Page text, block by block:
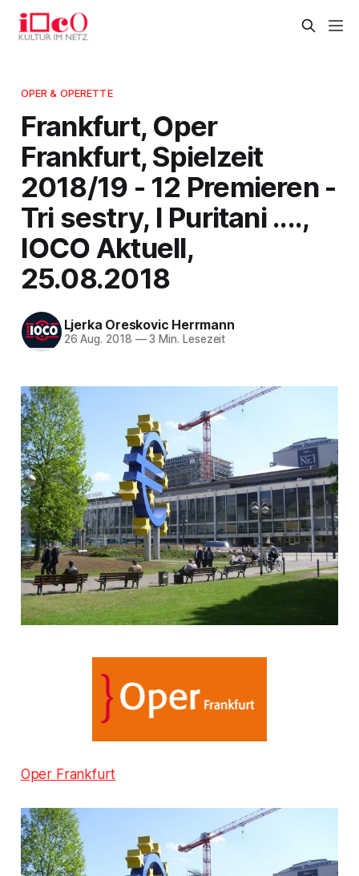
OPER & OPERETTE
Frankfurt, Oper
Frankfurt, Spielzeit
2018/19 - 12 Premieren -
Tri sestry, I Puritani ....,
IOCO Aktuell,
25.08.2018
Ljerka Oreskovic Herrmann
26 Aug. 2018 —3 Min. Lesezeit
Oper Frankfurt